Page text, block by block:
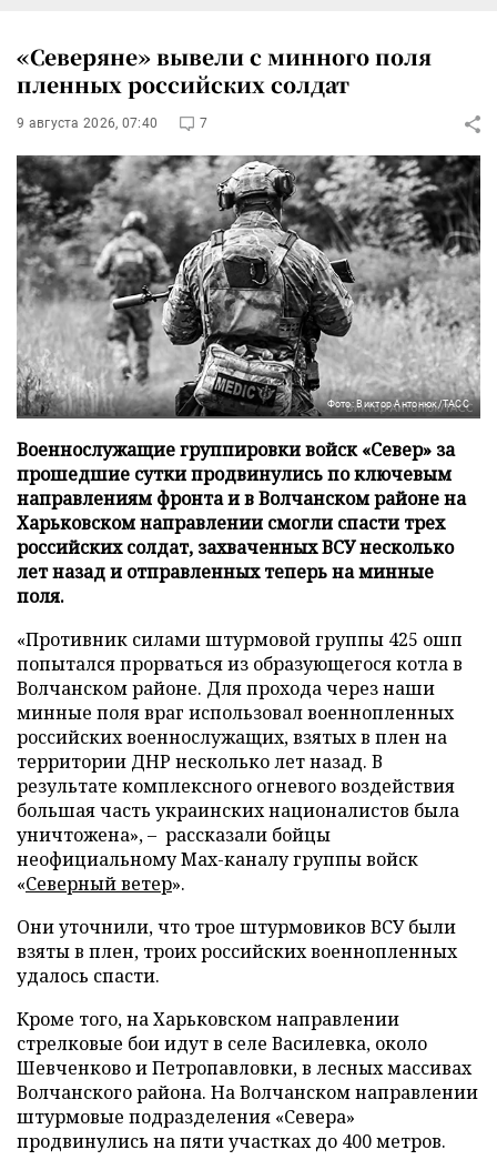
«Северяне» вывели с минного поля
пленных российских солдат
9 августа 2026, 07:40 7
Фото: Виктор Антонюк/ТАСС
Военнослужащие группировки войск «Север» за
прошедшие сутки продвинулись по ключевым
направлениям фронта и в Волчанском районе на
Харьковском направлении смогли спасти трех
российских солдат, захваченных ВСУ несколько
лет назад и отправленных теперь на минные
поля.
«Противник силами штурмовой группы 425 ошп
попытался прорваться из образующегося котла в
Волчанском районе. Для прохода через наши
минные поля враг использовал военнопленных
российских военнослужащих, взятых в плен на
территории ДНР несколько лет назад. В
результате комплексного огневого воздействия
большая часть украинских националистов была
уничтожена», – рассказали бойцы
неофициальному Max-каналу группы войск
«Северный ветер».
Они уточнили, что трое штурмовиков ВСУ были
взяты в плен, троих российских военнопленных
удалось спасти.
Кроме того, на Харьковском направлении
стрелковые бои идут в селе Василевка, около
Шевченково и Петропавловки, в лесных массивах
Волчанского района. На Волчанском направлении
штурмовые подразделения «Севера»
продвинулись на пяти участках до 400 метров.